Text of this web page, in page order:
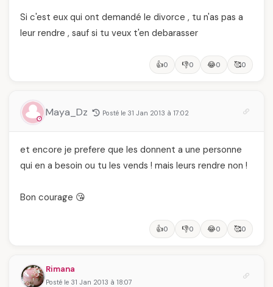
Si c'est eux qui ont demandé le divorce , tu n'as pas a
leur rendre , sauf si tu veux t'en debarasser
👍0 👎0 😂0 🥰0
Maya_Dz Posté le 31 Jan 2013 à 17:02
et encore je prefere que les donnent a une personne
qui en a besoin ou tu les vends ! mais leurs rendre non !
Bon courage 😘
👍0 👎0 😂0 🥰0
Rimana
Posté le 31 Jan 2013 à 18:07